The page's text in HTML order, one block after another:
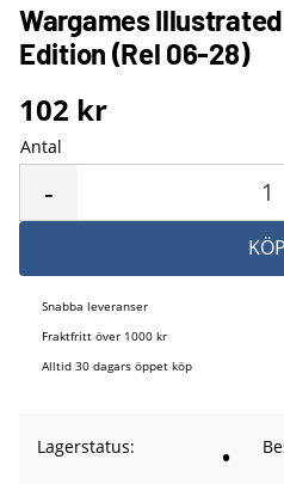
Wargames
Edition (Rel 06-28)
102 kr
Antal
-
KÖP
Snabba leveranser
Fraktfritt över 1000 kr
Alltid 30 dagars öppet köp
Lagerstatus